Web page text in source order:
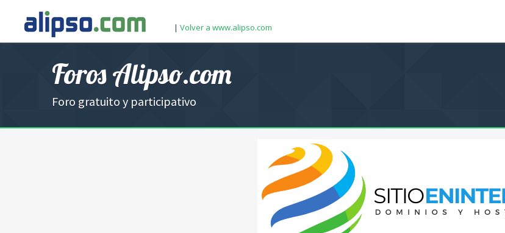
| Volver a www.alipso.com
Foros Alipso.com
Foro gratuito y participativo